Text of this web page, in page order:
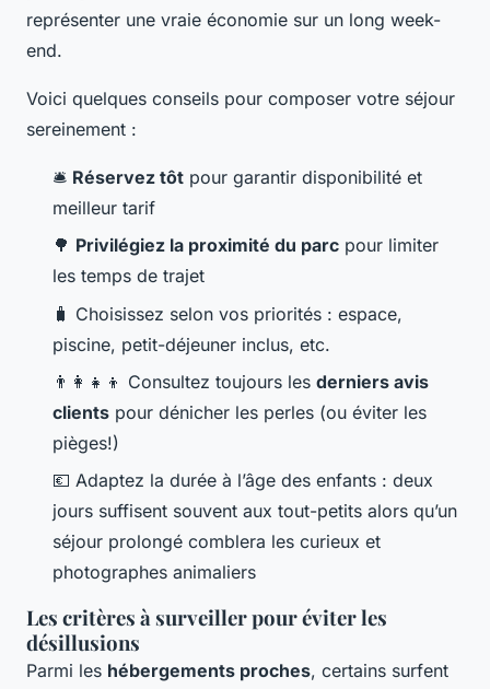
représenter une vraie économie sur un long week-
end.
Voici quelques conseils pour composer votre séjour
sereinement :
🛎️ Réservez tôt pour garantir disponibilité et
meilleur tarif
🌳 Privilégiez la proximité du parc pour limiter
les temps de trajet
🧳 Choisissez selon vos priorités : espace,
piscine, petit-déjeuner inclus, etc.
👨‍👩‍👧‍👦 Consultez toujours les derniers avis
clients pour dénicher les perles (ou éviter les
pièges!)
💶 Adaptez la durée à l’âge des enfants : deux
jours suffisent souvent aux tout-petits alors qu’un
séjour prolongé comblera les curieux et
photographes animaliers
Les critères à surveiller pour éviter les
désillusions
Parmi les hébergements proches, certains surfent